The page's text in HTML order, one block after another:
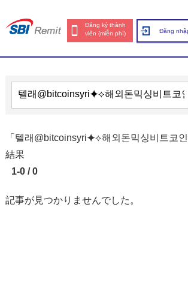
Đăng ký thành
viên (miễn phí)
Đăng
「텔래@bitcoinsyri⯌⟡해외돈믹싱비트코
結果
1-0 / 0
記事が見つかりませんでした。